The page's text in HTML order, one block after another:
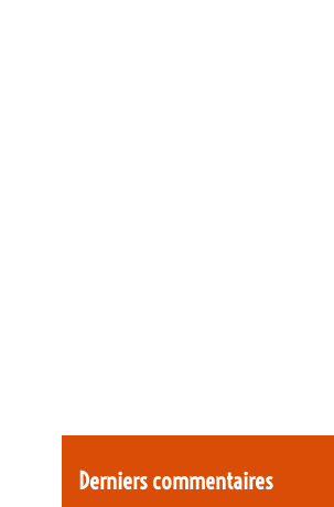
Derniers commentaires